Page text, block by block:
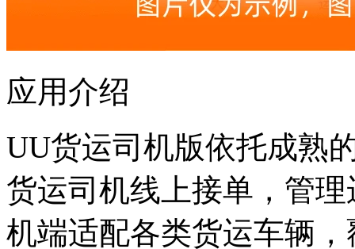
应用介绍
UU货运司机版依托成熟
货运司机线上接单，管
机端适配各类货运车辆